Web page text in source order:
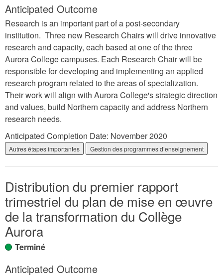
Anticipated Outcome
Research is an important part of a post-secondary
institution. Three new Research Chairs will drive innovative
research and capacity, each based at one of the three
Aurora College campuses. Each Research Chair will be
responsible for developing and implementing an applied
research program related to the areas of specialization.
Their work will align with Aurora College's strategic direction
and values, build Northern capacity and address Northern
research needs.
Anticipated Completion Date: November 2020
Autres étapes importantes Gestion des programmes d’enseignement
Distribution du premier rapport
trimestriel du plan de mise en œuvre
de la transformation du Collège
Aurora
Terminé
Anticipated Outcome